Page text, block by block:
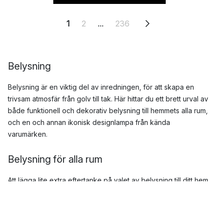
1 2 ... 236
Belysning
Belysning är en viktig del av inredningen, för att skapa en
trivsam atmosfär från golv till tak. Här hittar du ett brett urval av
både funktionell och dekorativ belysning till hemmets alla rum,
och en och annan ikonisk designlampa från kända
varumärken.
Belysning för alla rum
Att lägga lite extra eftertanke på valet av belysning till ditt hem